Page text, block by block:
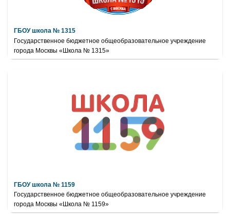
ГБОУ школа № 1315
Государственное бюджетное общеобразовательное учреждение
города Москвы «Школа № 1315»
ГБОУ школа № 1159
Государственное бюджетное общеобразовательное учреждение
города Москвы «Школа № 1159»